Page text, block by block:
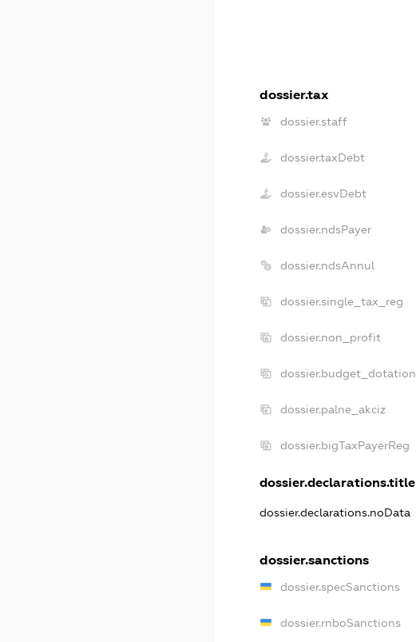
dossier.tax
dossier.staff
dossier.taxDebt
dossier.esvDebt
dossier.ndsPayer
dossier.ndsAnnul
dossier.single_tax_reg
dossier.non_profit
dossier.budget_dotation
dossier.palne_akciz
dossier.bigTaxPayerReg
dossier.declarations.title
dossier.declarations.noData
dossier.sanctions
dossier.specSanctions
dossier.rnboSanctions